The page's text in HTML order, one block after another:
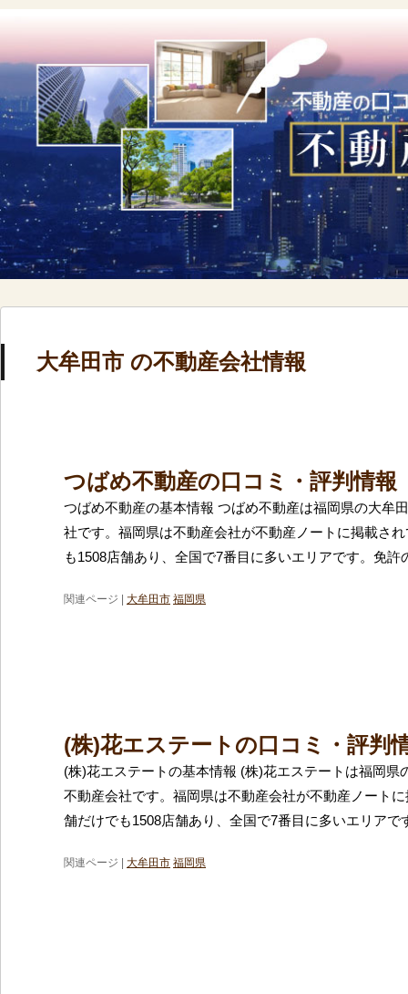
大牟田市 の不動産会社情報
つばめ不動産の口コミ・評判情報
つばめ不動産の基本情報 つばめ不動産は福岡県の大牟
社です。福岡県は不動産会社が不動産ノートに掲載さ
も1508店舗あり、全国で7番目に多いエリアです。免許
関連ページ | 大牟田市 福岡県
(株)花エステートの口コミ・評判
(株)花エステートの基本情報 (株)花エステートは福岡県
不動産会社です。福岡県は不動産会社が不動産ノート
舗だけでも1508店舗あり、全国で7番目に多いエリアで
関連ページ | 大牟田市 福岡県